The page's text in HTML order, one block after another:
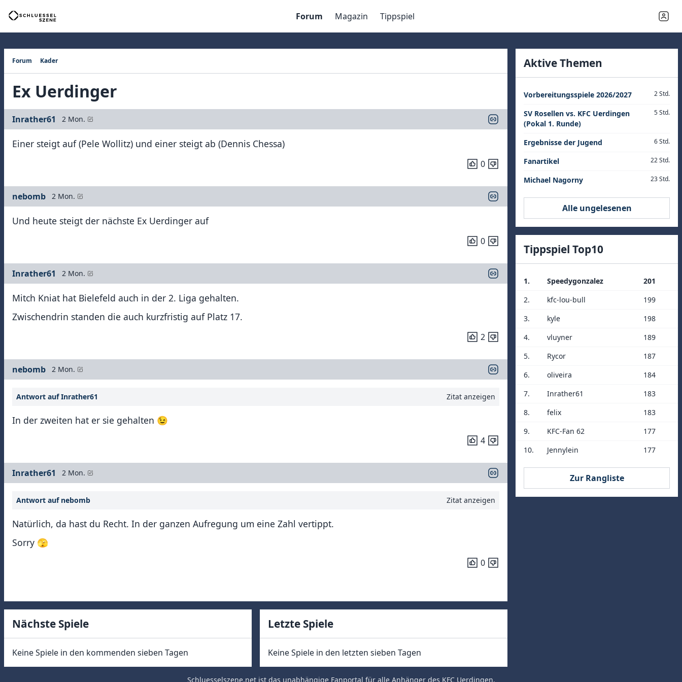
Forum Magazin Tippspiel
Forum Kader
Ex Uerdinger
Inrather61 2 Mon.
Einer steigt auf (Pele Wollitz) und einer steigt ab (Dennis Chessa)
0
nebomb 2 Mon.
Und heute steigt der nächste Ex Uerdinger auf
0
Inrather61 2 Mon.
Mitch Kniat hat Bielefeld auch in der 2. Liga gehalten.
Zwischendrin standen die auch kurzfristig auf Platz 17.
2
nebomb 2 Mon.
Antwort auf Inrather61 Zitat anzeigen
In der zweiten hat er sie gehalten 😉
4
Inrather61 2 Mon.
Antwort auf nebomb Zitat anzeigen
Natürlich, da hast du Recht. In der ganzen Aufregung um eine Zahl vertippt.
Sorry 🫣
0
Nächste Spiele
Keine Spiele in den kommenden sieben Tagen
Letzte Spiele
Keine Spiele in den letzten sieben Tagen
Aktive Themen
Vorbereitungsspiele 2026/2027 2 Std.
SV Rosellen vs. KFC Uerdingen
(Pokal 1. Runde)
5 Std.
Ergebnisse der Jugend 6 Std.
Fanartikel 22 Std.
Michael Nagorny 23 Std.
Alle ungelesenen
Tippspiel Top10
1. Speedygonzalez
201
2.
kfc-lou-bull
199
3.
kyle
198
4.
vluyner
189
5.
Rycor
187
6.
oliveira
184
7.
Inrather61
183
8.
felix
183
9.
KFC-Fan 62
177
10.
Jennylein 177
Zur Rangliste
Schluesselszene.netist das unabhängige Fanportal für alle Anhänger des KFC Uerdingen.